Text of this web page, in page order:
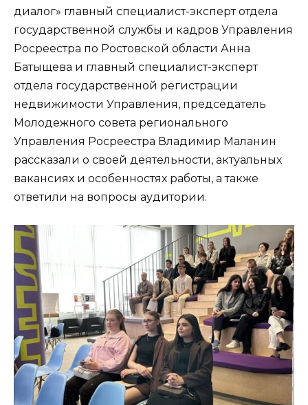
диалог» главный специалист-эксперт отдела
государственной службы и кадров Управления
Росреестра по Ростовской области Анна
Батыщева и главный специалист-эксперт
отдела государственной регистрации
недвижимости Управления, председатель
Молодежного совета регионального
Управления Росреестра Владимир Маланин
рассказали о своей деятельности, актуальных
вакансиях и особенностях работы, а также
ответили на вопросы аудитории.